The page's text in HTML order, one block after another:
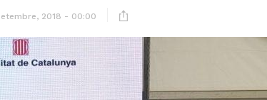
2018 - 00:00